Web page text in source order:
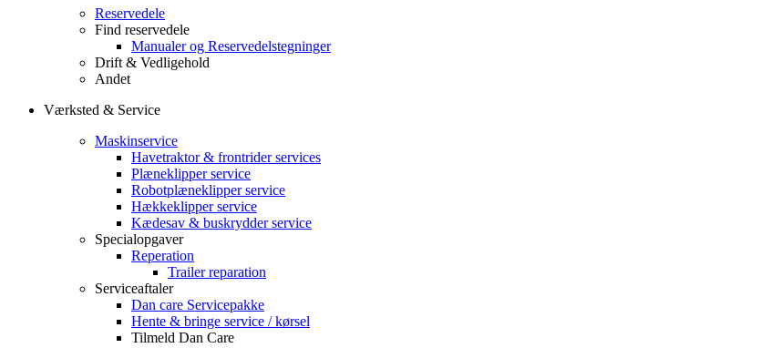
Reservedele
Find reservedele
Manualer og Reservedelstegninger
Drift & Vedligehold
Andet
Værksted & Service
Maskinservice
Havetraktor & frontrider services
Plæneklipper service
Robotplæneklipper service
Hækkeklipper service
Kædesav & buskrydder service
Specialopgaver
Reperation
Trailer reparation
Serviceaftaler
Dan care Servicepakke
Hente & bringe service / kørsel
Tilmeld Dan Care